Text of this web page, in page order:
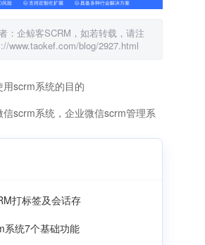
：企鲸客SCRM，如若转载，请注
www.taokef.com/blog/2927.html
用scrm系统的目的
信scrm系统，企业微信scrm管理系
打标签及会话存
系统7个基础功能